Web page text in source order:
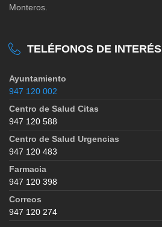
Monteros.
TELÉFONOS DE INTERÉS
Ayuntamiento
947 120 002
Centro de Salud Citas
947 120 588
Centro de Salud Urgencias
947 120 483
Farmacia
947 120 398
Correos
947 120 274